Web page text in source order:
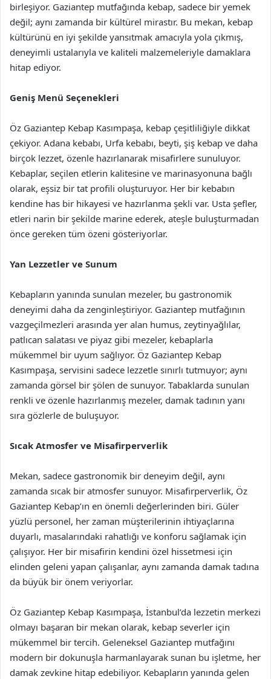
birleşiyor. Gaziantep mutfağında kebap, sadece bir yemek
değil; aynı zamanda bir kültürel mirastır. Bu mekan, kebap
kültürünü en iyi şekilde yansıtmak amacıyla yola çıkmış,
deneyimli ustalarıyla ve kaliteli malzemeleriyle damaklara
hitap ediyor.
Geniş Menü Seçenekleri
Öz Gaziantep Kebap Kasımpaşa, kebap çeşitliliğiyle dikkat
çekiyor. Adana kebabı, Urfa kebabı, beyti, şiş kebap ve daha
birçok lezzet, özenle hazırlanarak misafirlere sunuluyor.
Kebaplar, seçilen etlerin kalitesine ve marinasyonuna bağlı
olarak, eşsiz bir tat profili oluşturuyor. Her bir kebabın
kendine has bir hikayesi ve hazırlanma şekli var. Usta şefler,
etleri narin bir şekilde marine ederek, ateşle buluşturmadan
önce gereken tüm özeni gösteriyorlar.
Yan Lezzetler ve Sunum
Kebapların yanında sunulan mezeler, bu gastronomik
deneyimi daha da zenginleştiriyor. Gaziantep mutfağının
vazgeçilmezleri arasında yer alan humus, zeytinyağlılar,
patlıcan salatası ve piyaz gibi mezeler, kebaplarla
mükemmel bir uyum sağlıyor. Öz Gaziantep Kebap
Kasımpaşa, servisini sadece lezzetle sınırlı tutmuyor; aynı
zamanda görsel bir şölen de sunuyor. Tabaklarda sunulan
renkli ve özenle hazırlanmış mezeler, damak tadının yanı
sıra gözlerle de buluşuyor.
Sıcak Atmosfer ve Misafirperverlik
Mekan, sadece gastronomik bir deneyim değil, aynı
zamanda sıcak bir atmosfer sunuyor. Misafirperverlik, Öz
Gaziantep Kebap’ın en önemli değerlerinden biri. Güler
yüzlü personel, her zaman müşterilerinin ihtiyaçlarına
duyarlı, masalarındaki rahatlığı ve konforu sağlamak için
çalışıyor. Her bir misafirin kendini özel hissetmesi için
elinden geleni yapan çalışanlar, aynı zamanda damak tadına
da büyük bir önem veriyorlar.
Öz Gaziantep Kebap Kasımpaşa, İstanbul’da lezzetin merkezi
olmayı başaran bir mekan olarak, kebap severler için
mükemmel bir tercih. Geleneksel Gaziantep mutfağını
modern bir dokunuşla harmanlayarak sunan bu işletme, her
damak zevkine hitap edebiliyor. Kebapların yanında gelen